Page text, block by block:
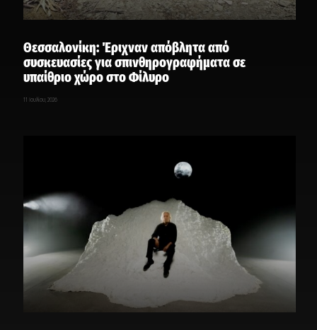
Θεσσαλονίκη: Έριχναν απόβλητα από
συσκευασίες για σπινθηρογραφήματα σε
υπαίθριο χώρο στο Φίλυρο
11 Ιουλίου, 2026